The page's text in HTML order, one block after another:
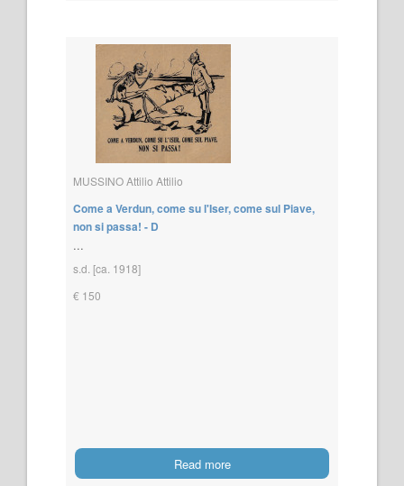
MUSSINO Attilio Attilio
Come a Verdun, come su l'Iser, come sul Piave,
non si passa! - D
...
s.d. [ca. 1918]
€ 150
Read more